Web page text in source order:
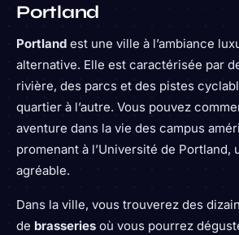
Portland
Portland est une ville à l’ambiance
alternative. Elle est caractérisée par
rivière, des parcs et des pistes
quartier à l’autre. Vous pouvez
aventure dans la vie des campus
promenant à l’Université de Portland,
agréable.
Dans la ville, vous trouverez des
de brasseries où vous pourrez